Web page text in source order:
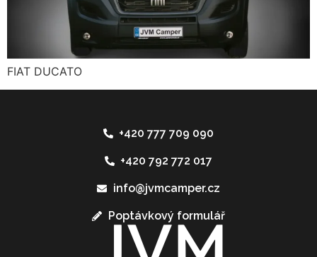
FIAT DUCATO
+420 777 709 090
+420 792 772 017
info@jvmcamper.cz
Poptávkový formulář